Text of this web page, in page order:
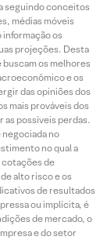
seguindo conceitos
médias móveis
informação os
projeções. Desta
buscam os melhores
e os
das opiniões dos
mais prováveis dos
as possíveis perdas.
negociada no
no qual a
cotações de
alto risco e os
de resultados
ou implícita, é
de mercado, o
e do setor